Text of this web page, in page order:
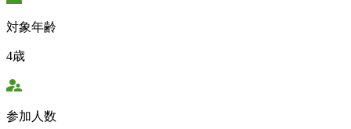
対象年齢
4歳
参加人数